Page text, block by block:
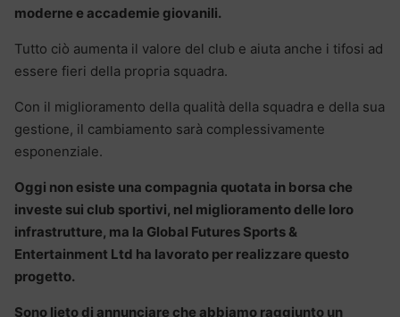
moderne e accademie giovanili.
Tutto ciò aumenta il valore del club e aiuta anche i tifosi ad
essere fieri della propria squadra.
Con il miglioramento della qualità della squadra e della sua
gestione, il cambiamento sarà complessivamente
esponenziale.
Oggi non esiste una compagnia quotata in borsa che
investe sui club sportivi, nel miglioramento delle loro
infrastrutture, ma la Global Futures Sports &
Entertainment Ltd ha lavorato per realizzare questo
progetto.
Sono lieto di annunciare che abbiamo raggiunto un